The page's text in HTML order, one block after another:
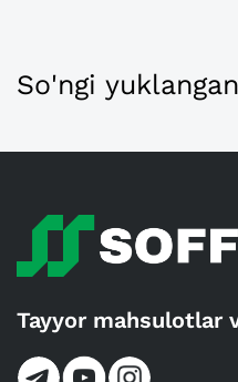
So'ngi
Tayyor mahsulotlar